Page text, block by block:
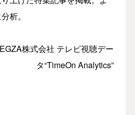
析。
株式会社 テレビ視聴デー
タ“TimeOn Analytics”